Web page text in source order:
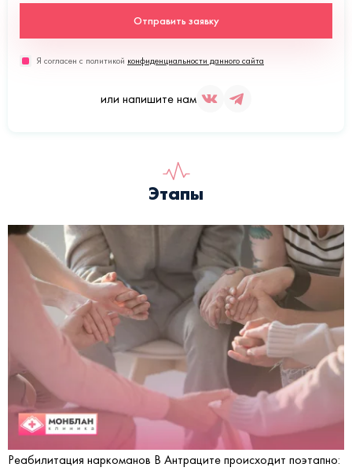
Отправить заявку
Я согласен с политикой конфиденциальности данного сайта
или напишите нам
Этапы
Реабилитация наркоманов В Антраците происходит поэтапно: